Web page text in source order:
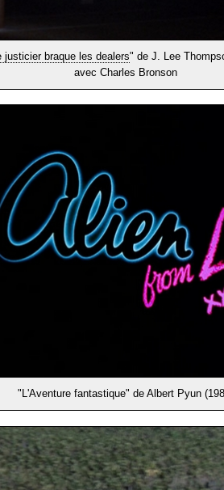
justicier braque les dealers" de J. Lee
avec Charles Bronson
"L'Aventure fantastique" de Albert Pyun